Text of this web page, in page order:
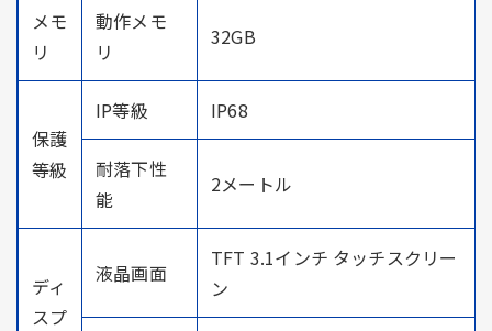
メモ
リ
動作メモ
リ
32GB
保護
等級
IP等級 IP68
耐落下性
能
2メートル
ディ
スプ
液晶画面
TFT 3.1インチ タッチスクリー
ン